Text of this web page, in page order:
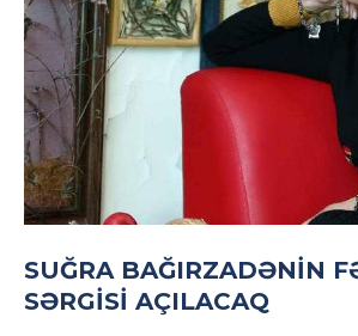
SUĞRA BAĞIRZADƏNIN
SƏRGISI AÇILACAQ